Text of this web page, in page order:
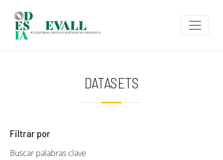
DATASETS
Filtrar por
Buscar palabras clave